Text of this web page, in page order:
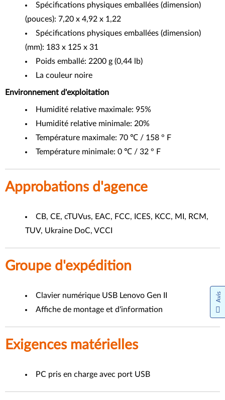
Spécifications physiques emballées (dimension)
(pouces): 7,20 x 4,92 x 1,22
Spécifications physiques emballées (dimension)
(mm): 183 x 125 x 31
Poids emballé: 2200 g (0,44 lb)
La couleur noire
Environnement d'exploitation
Humidité relative maximale: 95%
Humidité relative minimale: 20%
Température maximale: 70 ℃ / 158 ° F
Température minimale: 0 ℃ / 32 ° F
Approbations d'agence
CB, CE, cTUVus, EAC, FCC, ICES, KCC, MI, RCM,
TUV, Ukraine DoC, VCCI
Groupe d'expédition
Clavier numérique USB Lenovo Gen II
Affiche de montage et d'information
Exigences matérielles
PC pris en charge avec port USB
Avis